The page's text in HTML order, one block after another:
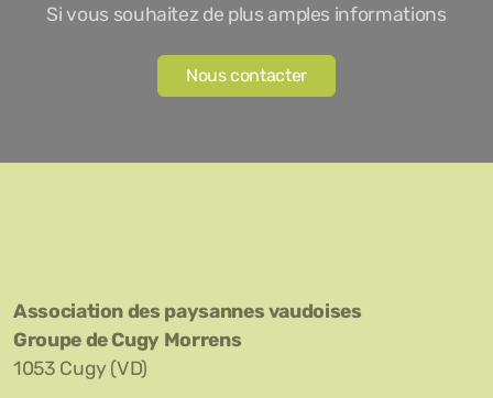
Si vous souhaitez de plus amples informations
Nous contacter
Association des paysannes vaudoises
Groupe de Cugy Morrens
1053 Cugy (VD)